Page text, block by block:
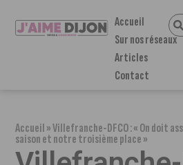
Accueil
Sur nos réseaux
Articles
Contact
Accueil»Villefranche-DFCO : « On doit
saison et notre troisième place »